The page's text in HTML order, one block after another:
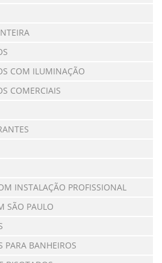
COM ILUMINAÇÃO
COMERCIAIS
INSTALAÇÃO PROFISSIONAL
SÃO PAULO
PARA BANHEIROS